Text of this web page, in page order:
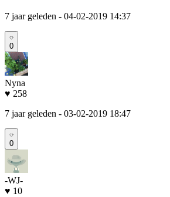
7 jaar geleden - 04-02-2019 14:37
0
Nyna
♥ 258
7 jaar geleden - 03-02-2019 18:47
0
-WJ-
♥ 10